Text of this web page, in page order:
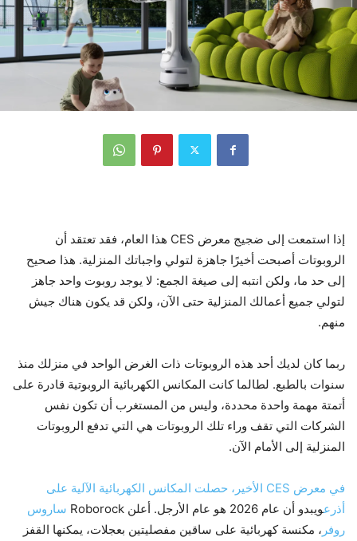
إذا استمعت إلى ضجيج معرض CES هذا العام، فقد تعتقد أن
الروبوتات أصبحت أخيرًا جاهزة لتولي واجباتك المنزلية. هذا صحيح
إلى حد ما، ولكن انتبه إلى صيغة الجمع: لا يوجد روبوت واحد جاهز
لتولي جميع أعمالك المنزلية حتى الآن، ولكن قد يكون هناك جيش
منهم.
ربما كان لديك أحد هذه الروبوتات ذات الغرض الواحد في منزلك منذ
سنوات بالطبع. لطالما كانت المكانس الكهربائية الروبوتية قادرة على
أتمتة مهمة واحدة محددة، وليس من المستغرب أن تكون نفس
الشركات التي تقف وراء تلك الروبوتات هي التي تدفع الروبوتات
المنزلية إلى الأمام الآن.
في معرض CES الأخير، حصلت المكانس الكهربائية الآلية على
أذرعويبدو أن عام 2026 هو عام الأرجل. أعلن Roborock
ساروس
روفر ، مكنسة كهربائية على ساقين مفصليتين بعجلات، يمكنها القفز